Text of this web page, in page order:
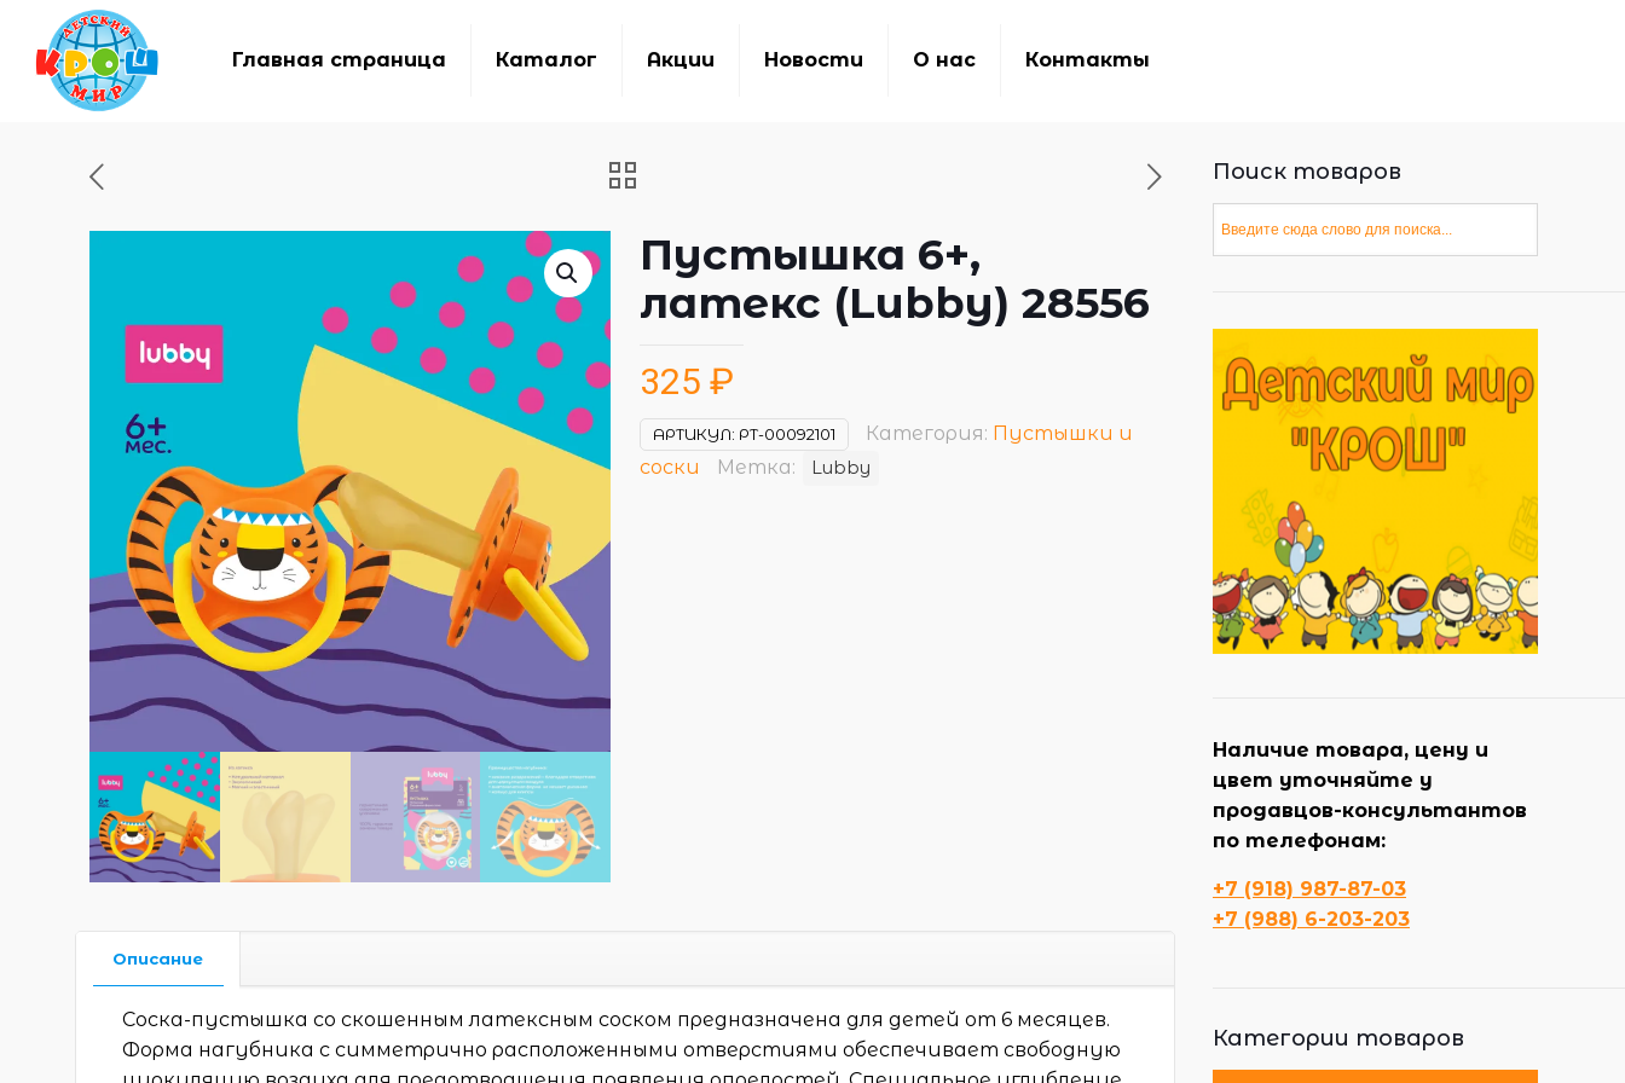
Главная страница Каталог Акции Новости О нас Контакты
Пустышка 6+,
латекс (Lubby) 28556
325 ₽
АРТИКУЛ: РТ-00092101 Категория: Пустышки и
соски
Метка: Lubby
Описание
Соска-пустышка со скошенным латексным соском предназначена для детей от 6 месяцев.
Форма нагубника с симметрично расположенными отверстиями обеспечивает свободную
Поиск товаров
Наличие товара, цену и
цвет уточняйте у
продавцов-консультантов
по телефонам:
+7 (918) 987-87-03
+7 (988) 6-203-203
Категории товаров